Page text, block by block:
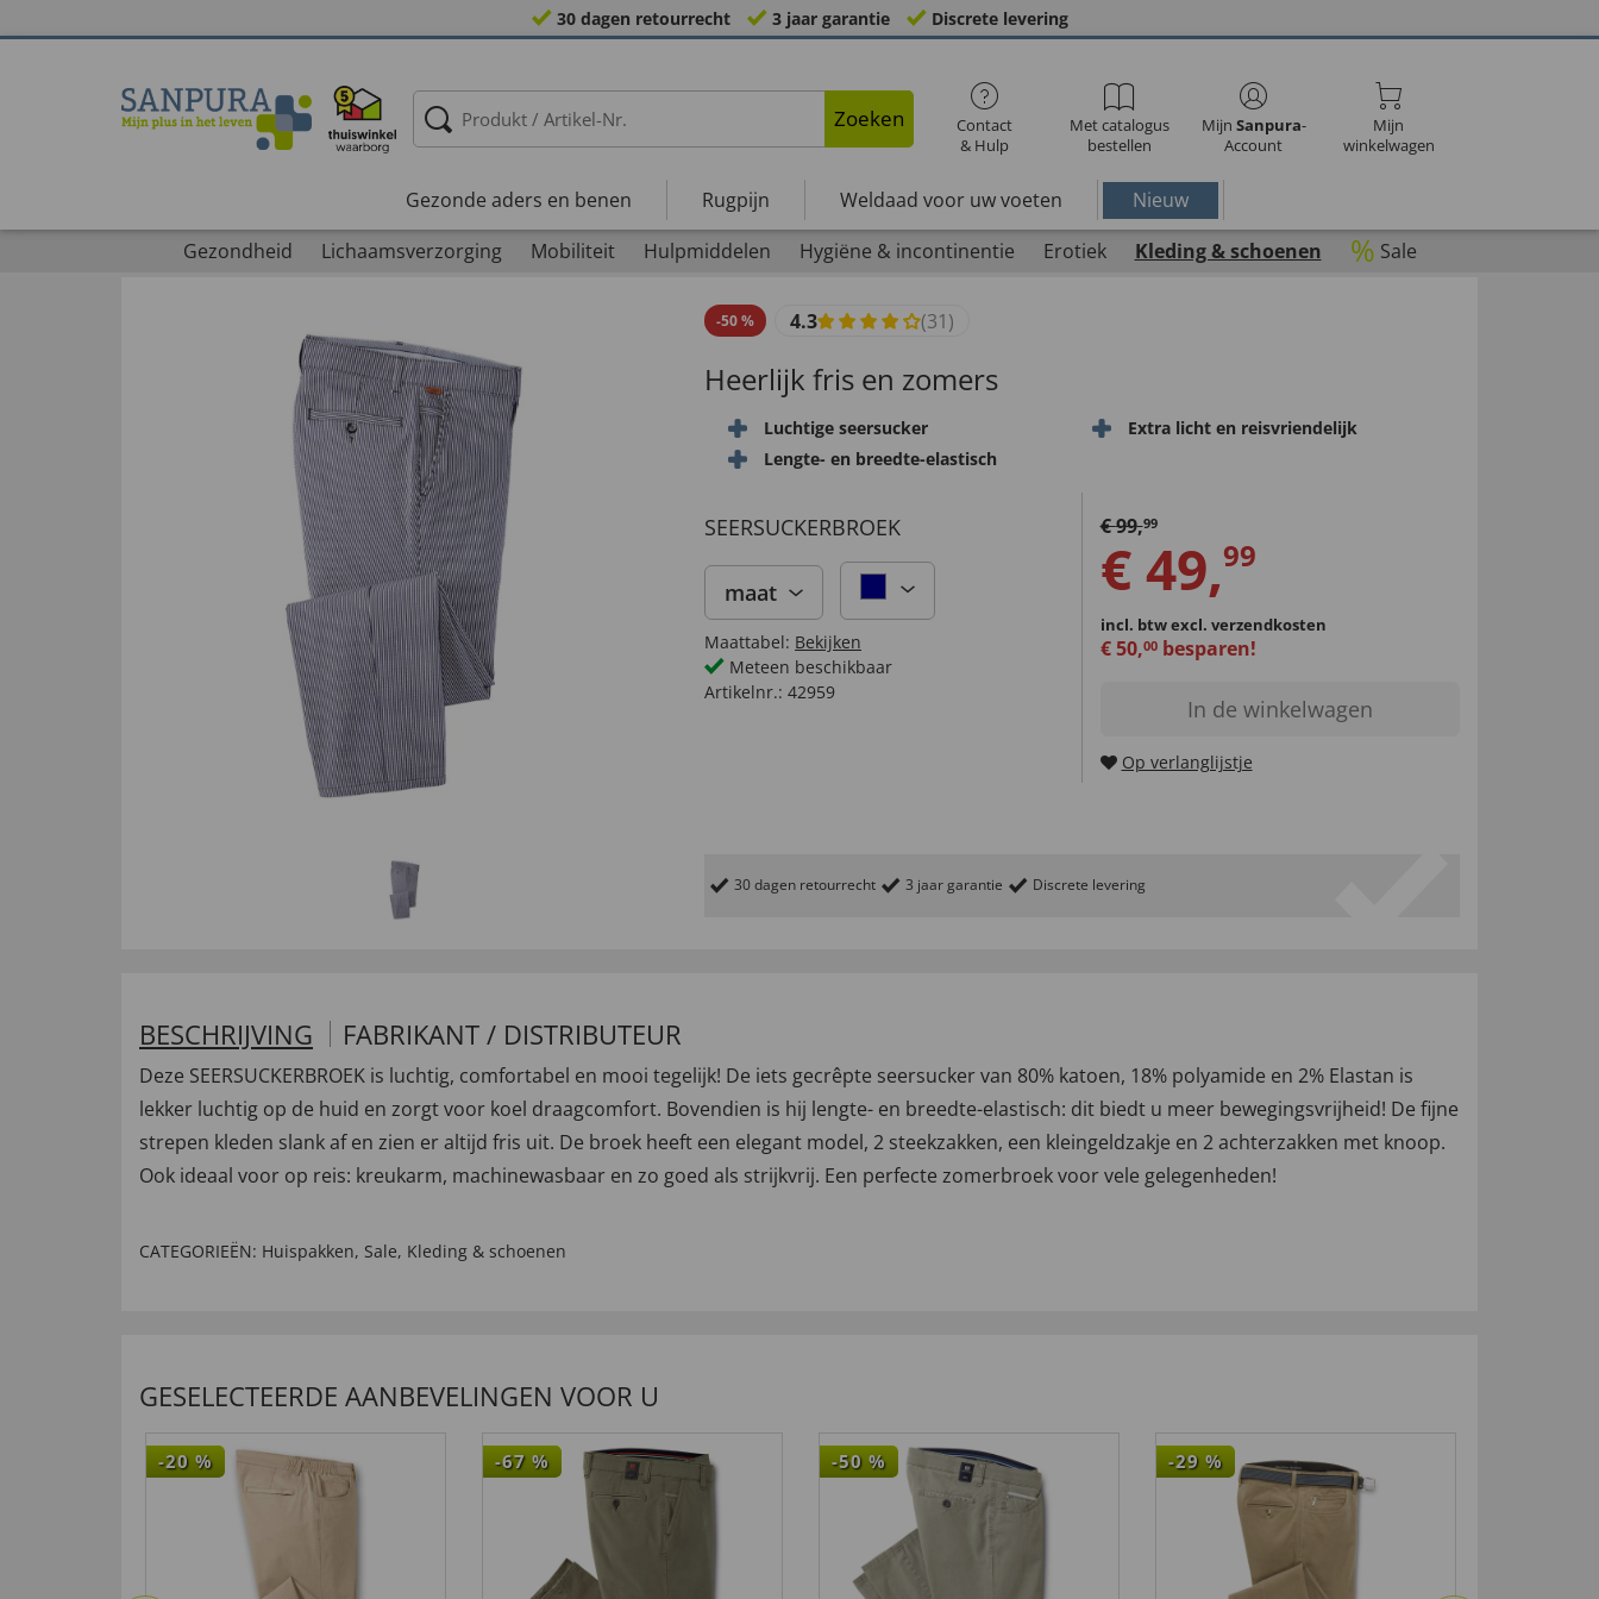
30 dagen retourrecht 3 jaar garantie Discrete levering
Zoeken
Contact
& Hulp
Met catalogus
bestellen
Mijn Sanpura-
Account
Mijn
winkelwagen
Gezonde aders en benen Rugpijn Weldaad voor uw voeten
Nieuw
Gezondheid
Lichaamsverzorging Mobiliteit Hulpmiddelen Hygiëne & incontinentie Erotiek Kleding & schoenen % Sale
-50% 4.3 (31)
Heerlijk fris en zomers
Luchtige seersucker
Lengte- en breedte-elastisch
Extra licht en reisvriendelijk
SEERSUCKERBROEK
maat
Maattabel: Bekijken
Meteen beschikbaar
Artikelnr.: 42959
€99,99
€49,99
incl. btwexcl. verzendkosten
€50,00besparen!
In de winkelwagen
Op verlanglijstje
30 dagen retourrecht 3 jaar garantie Discrete levering
BESCHRIJVING FABRIKANT / DISTRIBUTEUR
Deze SEERSUCKERBROEK is luchtig, comfortabel en mooi tegelijk! De iets gecrêpte seersucker van 80% katoen, 18% polyamide en 2% Elastan is
lekker luchtig op de huid en zorgt voor koel draagcomfort. Bovendien is hij lengte- en breedte-elastisch: dit biedt u meer bewegingsvrijheid! De fijne
strepen kleden slank af en zien er altijd fris uit. De broek heeft een elegant model, 2 steekzakken, een kleingeldzakje en 2 achterzakken met knoop.
Ook ideaal voor op reis: kreukarm, machinewasbaar en zo goed als strijkvrij. Een perfecte zomerbroek voor vele gelegenheden!
CATEGORIEËN: Huispakken, Sale, Kleding & schoenen
GESELECTEERDE AANBEVELINGEN VOOR U
-20 % -67 % -50 % -29 %